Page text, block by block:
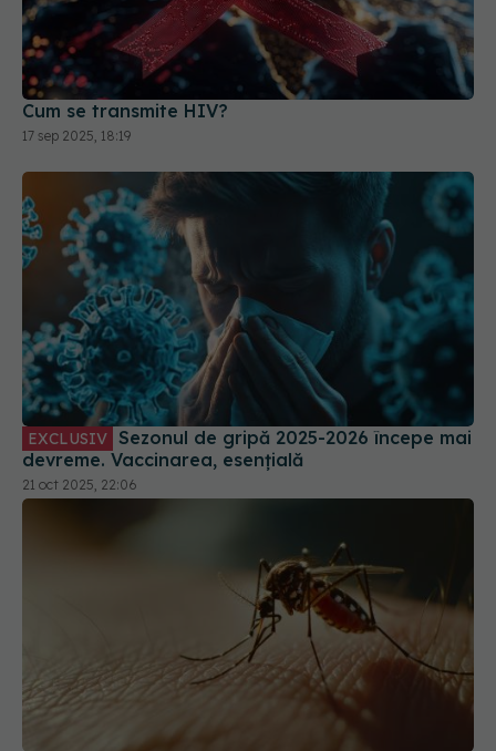
Cum se transmite HIV?
17 sep 2025, 18:19
EXCLUSIV
devreme. Vaccinarea, esențială
21 oct 2025, 22:06